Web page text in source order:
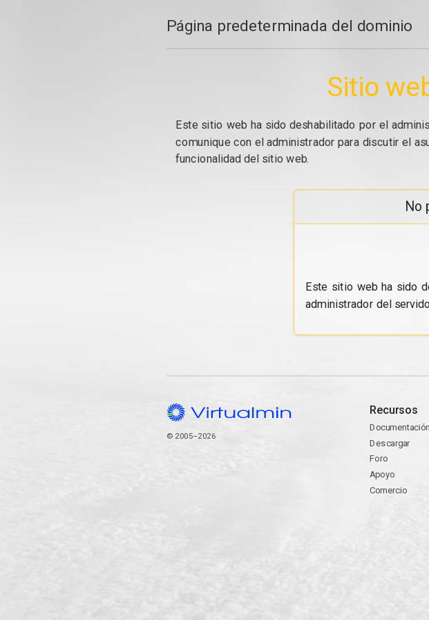
Página predeterminada del dominio
Sitio
Este sitio web ha sido deshabilitado por el
comunique con el administrador para discutir el
funcionalidad del sitio web.
No
Este sitio web ha sido
administrador del
© 2005–2026
Recursos
Documentación
Descargar
Foro
Apoyo
Comercio